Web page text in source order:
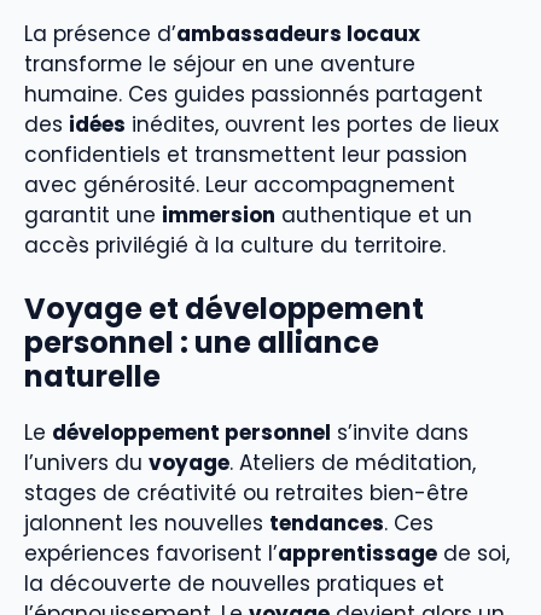
La présence d’ambassadeurs locaux
transforme le séjour en une aventure
humaine. Ces guides passionnés partagent
des idées inédites, ouvrent les portes de lieux
confidentiels et transmettent leur passion
avec générosité. Leur accompagnement
garantit une immersion authentique et un
accès privilégié à la culture du territoire.
Voyage et développement
personnel : une alliance
naturelle
Le développement personnel s’invite dans
l’univers du voyage. Ateliers de méditation,
stages de créativité ou retraites bien-être
jalonnent les nouvelles tendances. Ces
expériences favorisent l’apprentissage de soi,
la découverte de nouvelles pratiques et